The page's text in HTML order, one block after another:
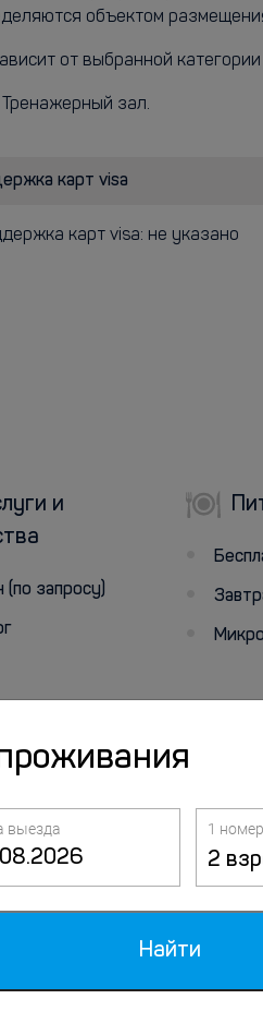
объектом
от выбранной категории
зал.
карт visa
карт visa: не указано
и
запросу)
выезда 1
2
Найти